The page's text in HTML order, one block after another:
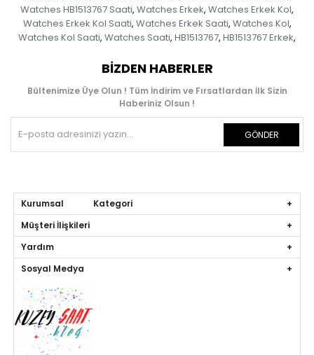
Watches HB1513767 Saati, Watches Erkek, Watches Erkek Kol,
Watches Erkek Kol Saati, Watches Erkek Saati, Watches Kol,
Watches Kol Saati, Watches Saati, HB1513767, HB1513767 Erkek,
BIZDEN HABERLER
Bültenimize Üye Olun ! Tüm İndirim ve Fırsatlardan İlk Sizin
Haberiniz Olsun !
GÖNDER
Kurumsal Kategori
Müşteri İlişkileri
Yardım
Sosyal Medya